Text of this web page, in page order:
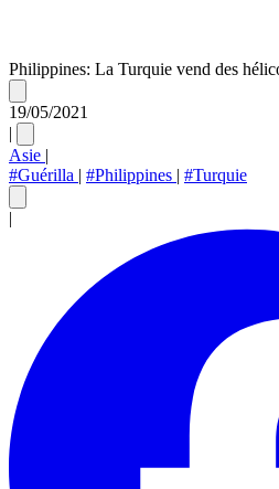
Philippines: La Turquie vend des
19/05/2021
|
Asie |
#Guérilla | #Philippines | #Turquie
|